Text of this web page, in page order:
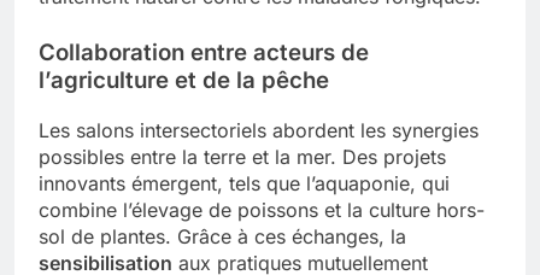
Collaboration entre acteurs de
l’agriculture et de la pêche
Les salons intersectoriels abordent les synergies
possibles entre la terre et la mer. Des projets
innovants émergent, tels que l’aquaponie, qui
combine l’élevage de poissons et la culture hors-
sol de plantes. Grâce à ces échanges, la
sensibilisation aux pratiques mutuellement